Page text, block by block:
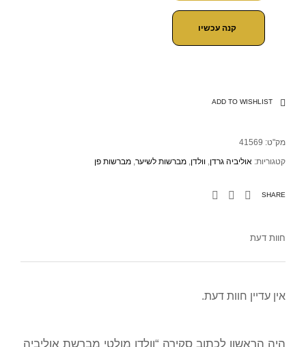
קנה עכשיו
ADD TO WISHLIST
מק"ט: 41569
קטגוריות: אוליביה גרדן, וולדן, מברשות לשיער, מברשות פן
SHARE
חוות דעת
אין עדיין חוות דעת.
היה הראשון לכתוב סקירה “וולדן מולטי מברשת אוליביה